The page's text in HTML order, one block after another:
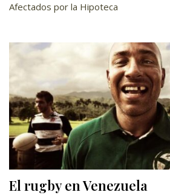
Afectados por la Hipoteca
El rugby en Venezuela